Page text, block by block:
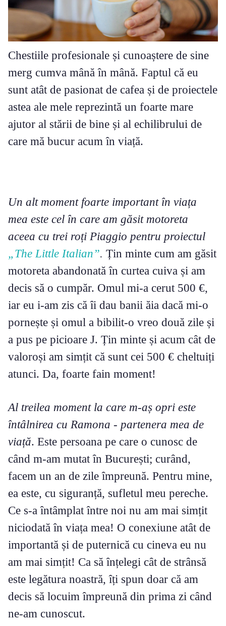
Chestiile profesionale și cunoaștere de sine
merg cumva mână în mână. Faptul că eu
sunt atât de pasionat de cafea și de proiectele
astea ale mele reprezintă un foarte mare
ajutor al stării de bine și al echilibrului de
care mă bucur acum în viață.
Un alt moment foarte important în viața
mea este cel în care am găsit motoreta
aceea cu trei roți Piaggio pentru proiectul
„The Little Italian”. Țin minte cum am găsit
motoreta abandonată în curtea cuiva și am
decis să o cumpăr. Omul mi-a cerut 500 €,
iar eu i-am zis că îi dau banii ăia dacă mi-o
pornește și omul a bibilit-o vreo două zile și
a pus pe picioare J. Țin minte și acum cât de
valoroși am simțit că sunt cei 500 € cheltuiți
atunci. Da, foarte fain moment!
Al treilea moment la care m-aș opri este
întâlnirea cu Ramona - partenera mea de
viață. Este persoana pe care o cunosc de
când m-am mutat în București; curând,
facem un an de zile împreună. Pentru mine,
ea este, cu siguranță, sufletul meu pereche.
Ce s-a întâmplat între noi nu am mai simțit
niciodată în viața mea! O conexiune atât de
importantă și de puternică cu cineva eu nu
am mai simțit! Ca să înțelegi cât de strânsă
este legătura noastră, îți spun doar că am
decis să locuim împreună din prima zi când
ne-am cunoscut.